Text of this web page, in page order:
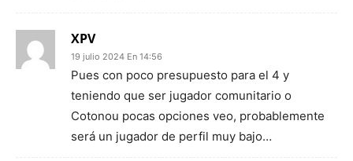
XPV
19 julio 2024 En 14:56
Pues con poco presupuesto para el 4 y
teniendo que ser jugador comunitario o
Cotonou pocas opciones veo, probablemente
será un jugador de perfil muy bajo…